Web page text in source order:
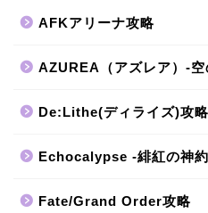
AFKアリーナ攻略
AZUREA（アズレア）-空
De:Lithe(ディライズ)攻略
Echocalypse -緋紅の神
Fate/Grand Order攻略